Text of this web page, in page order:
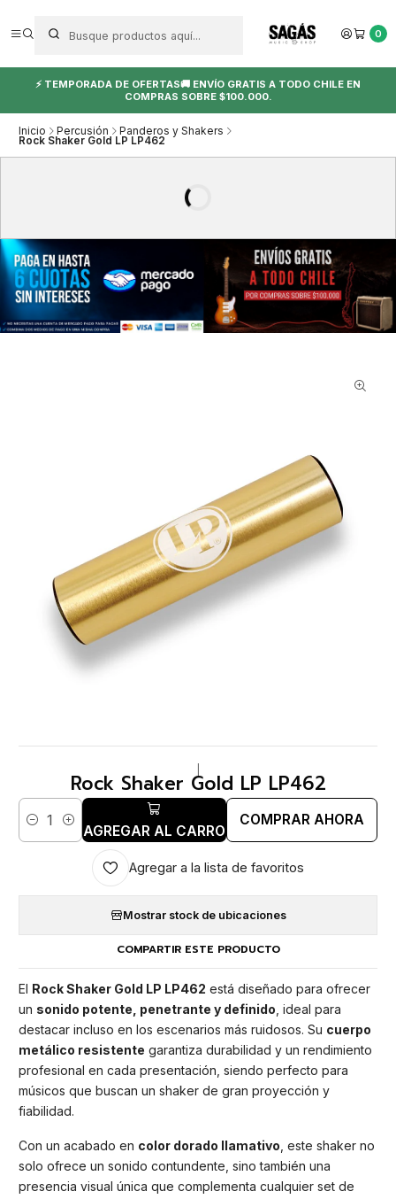
0
⚡ TEMPORADA DE OFERTAS🚚 ENVÍO GRATIS A TODO CHILE EN
COMPRAS SOBRE $100.000.
Inicio Percusión Panderos y Shakers
Rock Shaker Gold LP LP462
Rock Shaker Gold LP LP462
Cantidad AGREGAR AL CARRO
COMPRAR AHORA
Agregar a la lista de favoritos
Mostrar stock de ubicaciones
COMPARTIR ESTE PRODUCTO
El Rock Shaker Gold LP LP462 está diseñado para ofrecer
un sonido potente, penetrante y definido , ideal para
destacar incluso en los escenarios más ruidosos. Su cuerpo
metálico resistente garantiza durabilidad y un rendimiento
profesional en cada presentación, siendo perfecto para
músicos que buscan un shaker de gran proyección y
fiabilidad.
Con un acabado en color dorado llamativo , este shaker no
solo ofrece un sonido contundente, sino también una
presencia visual única que complementa cualquier set de